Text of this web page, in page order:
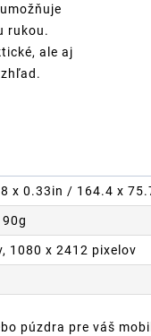
rukou.
ale aj
x 0.33in / 164.4 x
1080 x 2412 pixelov
púzdra pre váš